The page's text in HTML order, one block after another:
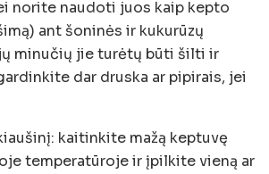
norite naudoti juos kaip kepto
ant šoninės ir kukurūzų
minučių jie turėtų būti šilti ir
dar druska ar pipirais, jei
kaitinkite mažą keptuvę
temperatūroje ir įpilkite vieną ar